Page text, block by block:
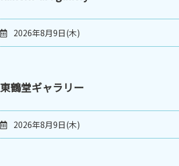
2026年8月9日(木)
東鶴堂ギャラリー
2026年8月9日(木)